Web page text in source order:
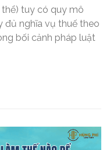
thể) tuy có quy mô
đủ nghĩa vụ thuế theo
bối cảnh pháp luật